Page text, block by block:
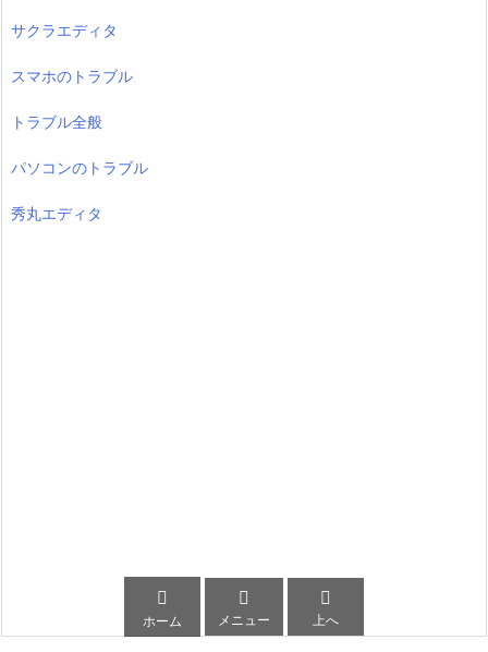
サクラエディタ
スマホのトラブル
トラブル全般
パソコンのトラブル
秀丸エディタ

ホーム

メニュー

上へ